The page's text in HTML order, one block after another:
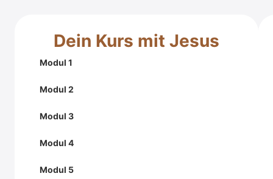
Dein Kurs mit Jesus
Modul 1
Modul 2
Modul 3
Modul 4
Modul 5